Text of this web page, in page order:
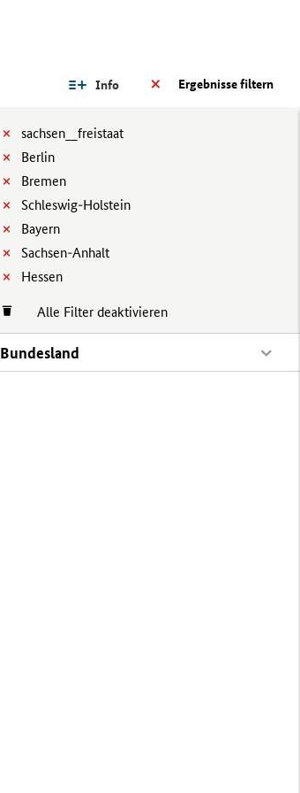
Ergebnisse filtern
Info
sachsen__freistaat
Berlin
Bremen
Schleswig-Holstein
Bayern
Sachsen-Anhalt
Hessen
Alle Filter deaktivieren
Bundesland